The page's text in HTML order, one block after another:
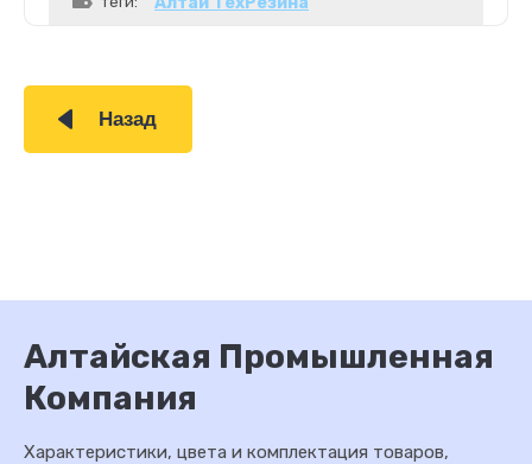
Назад
Алтайская Промышленная
Компания
Характеристики, цвета и комплектация товаров,